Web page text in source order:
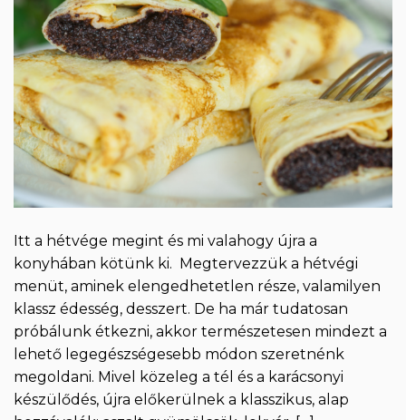
Itt a hétvége megint és mi valahogy újra a
konyhában kötünk ki. Megtervezzük a hétvégi
menüt, aminek elengedhetetlen része, valamilyen
klassz édesség, desszert. De ha már tudatosan
próbálunk étkezni, akkor természetesen mindezt a
lehető legegészségesebb módon szeretnénk
megoldani. Mivel közeleg a tél és a karácsonyi
készülődés, újra előkerülnek a klasszikus, alap